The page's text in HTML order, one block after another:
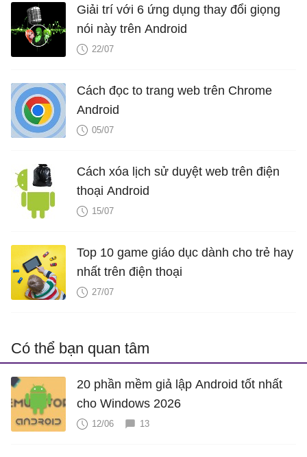
Giải trí với 6 ứng dụng thay đổi giọng
nói này trên Android
22/07
Cách đọc to trang web trên Chrome
Android
05/07
Cách xóa lịch sử duyệt web trên điện
thoại Android
15/07
Top 10 game giáo dục dành cho trẻ hay
nhất trên điện thoại
27/07
Có thể bạn quan tâm
20 phần mềm giả lập Android tốt nhất
cho Windows 2026
12/06 13